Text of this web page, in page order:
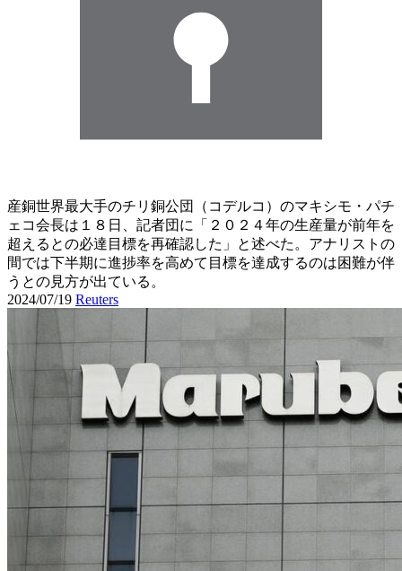
産銅世界最大手のチリ銅公団（コデルコ）のマキシモ・パチ
ェコ会長は１８日、記者団に「２０２４年の生産量が前年を
超えるとの必達目標を再確認した」と述べた。アナリストの
間では下半期に進捗率を高めて目標を達成するのは困難が伴
うとの見方が出ている。
2024/07/19 Reuters